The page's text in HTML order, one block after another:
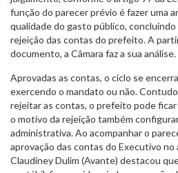
função do parecer prévio é fazer uma
qualidade do gasto público, concluindo
rejeição das contas do prefeito. A
documento, a Câmara faz a sua análise.
Aprovadas as contas, o ciclo se
exercendo o mandato ou não.
rejeitar as contas, o prefeito pode
o motivo da rejeição também
administrativa. Ao acompanhar o
aprovação das contas do Executivo
Claudiney Dulim (Avante) destacou